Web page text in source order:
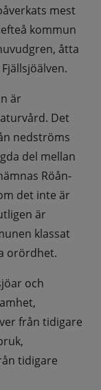
mest
kommun
åtta
är
Det
nedströms
del mellan
Röån-
det inte är
är
klassat
orördhet.
och
från tidigare
tidigare